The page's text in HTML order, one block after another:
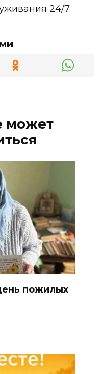
24/7.
может
пожилых